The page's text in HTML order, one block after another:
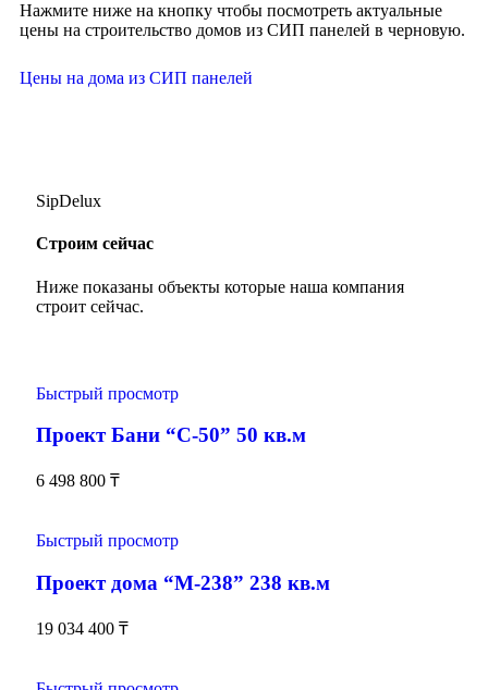
Нажмите ниже на кнопку чтобы посмотреть актуальные
цены на строительство домов из СИП панелей в черновую.
Цены на дома из СИП панелей
SipDelux
Строим сейчас
Ниже показаны объекты которые наша компания
строит сейчас.
Быстрый просмотр
Проект Бани “С-50” 50 кв.м
6 498 800 ₸
Быстрый просмотр
Проект дома “М-238” 238 кв.м
19 034 400 ₸